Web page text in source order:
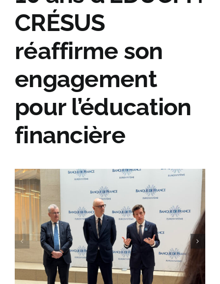
Contact
CRÉSUS
réaffirme son
engagement
pour l’éducation
financière